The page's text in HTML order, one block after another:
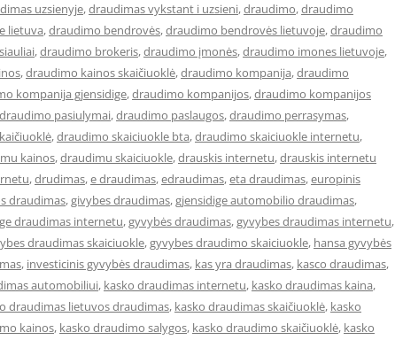
uzsienyje,draudimas vykstant i uzsieni,draudimo,draudimo
lietuva,draudimo bendrovės,draudimo bendrovės lietuvoje,draudimo
,draudimo brokeris,draudimo įmonės,draudimo imones lietuvoje,
,draudimo kainos skaičiuoklė,draudimo kompanija,draudimo
kompanija gjensidige,draudimo kompanijos,draudimo kompanijos
draudimo pasiulymai,draudimo paslaugos,draudimo perrasymas,
,draudimo skaiciuokle bta,draudimo skaiciuokle internetu,
kainos,draudimu skaiciuokle,drauskis internetu,drauskis internetu
,drudimas,e draudimas,edraudimas,eta draudimas,europinis
draudimas,givybes draudimas,gjensidige automobilio draudimas,
draudimas internetu,gyvybės draudimas,gyvybes draudimas internetu,
draudimas skaiciuokle,gyvybes draudimo skaiciuokle, hansa gyvybės
, investicinis gyvybės draudimas, kas yra draudimas, kasco draudimas,
automobiliui, kasko draudimas internetu, kasko draudimas kaina,
draudimas lietuvos draudimas, kasko draudimas skaičiuoklė, kasko
kainos, kasko draudimo salygos, kasko draudimo skaičiuoklė, kasko